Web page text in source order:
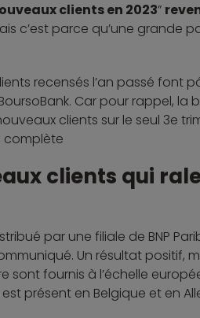
clients en 2023”
c’est parce qu’une grande
recensés l’an passé font
Car pour rappel, la
clients sur le seul 3e
complète
clients qui
par une filiale de BNP
Un résultat positif,
fournis à l’échelle
présent en Belgique et en